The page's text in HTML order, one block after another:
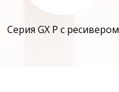
Серия GX P с ресивером